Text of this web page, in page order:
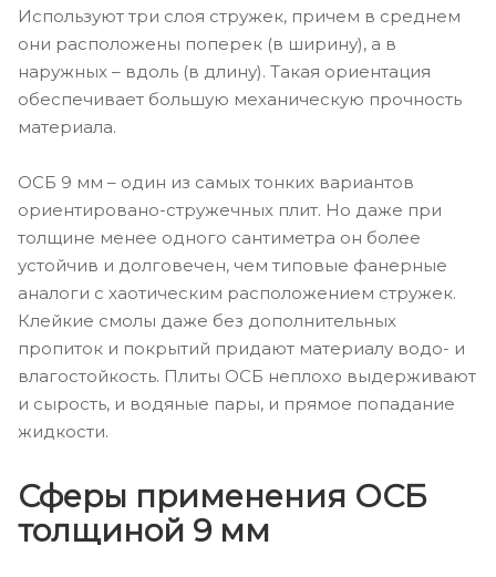
Используют три слоя стружек, причем в среднем
они расположены поперек (в ширину), а в
наружных – вдоль (в длину). Такая ориентация
обеспечивает большую механическую прочность
материала.
ОСБ 9 мм – один из самых тонких вариантов
ориентировано-стружечных плит. Но даже при
толщине менее одного сантиметра он более
устойчив и долговечен, чем типовые фанерные
аналоги с хаотическим расположением стружек.
Клейкие смолы даже без дополнительных
пропиток и покрытий придают материалу водо- и
влагостойкость. Плиты ОСБ неплохо выдерживают
и сырость, и водяные пары, и прямое попадание
жидкости.
Сферы применения ОСБ
толщиной 9 мм